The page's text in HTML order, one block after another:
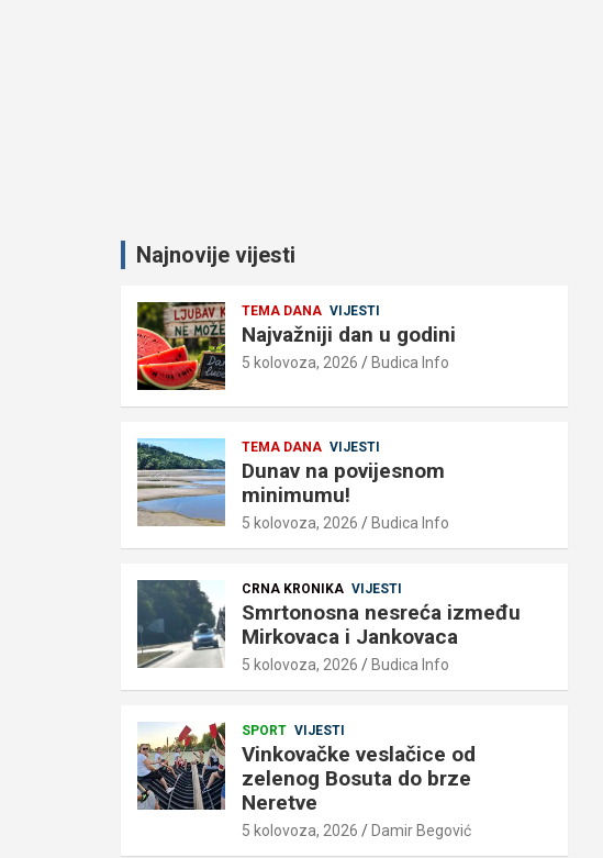
Najnovije vijesti
TEMA DANA VIJESTI
Najvažniji dan u godini
5 kolovoza, 2026 Budica Info
TEMA DANA VIJESTI
Dunav na povijesnom
minimumu!
5 kolovoza, 2026 Budica Info
CRNA KRONIKA VIJESTI
Smrtonosna nesreća između
Mirkovaca i Jankovaca
5 kolovoza, 2026 Budica Info
SPORT VIJESTI
Vinkovačke veslačice od
zelenog Bosuta do brze
Neretve
5 kolovoza, 2026 Damir Begović